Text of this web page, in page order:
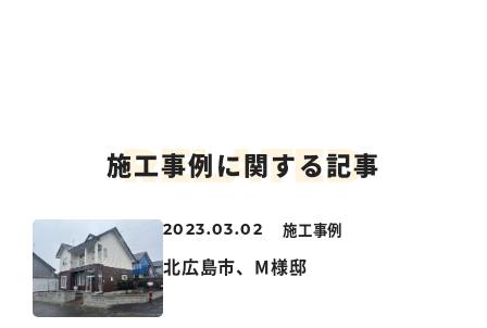
RELATED
施工事例に関する記事
2023.03.02 施工事例
北広島市、M様邸